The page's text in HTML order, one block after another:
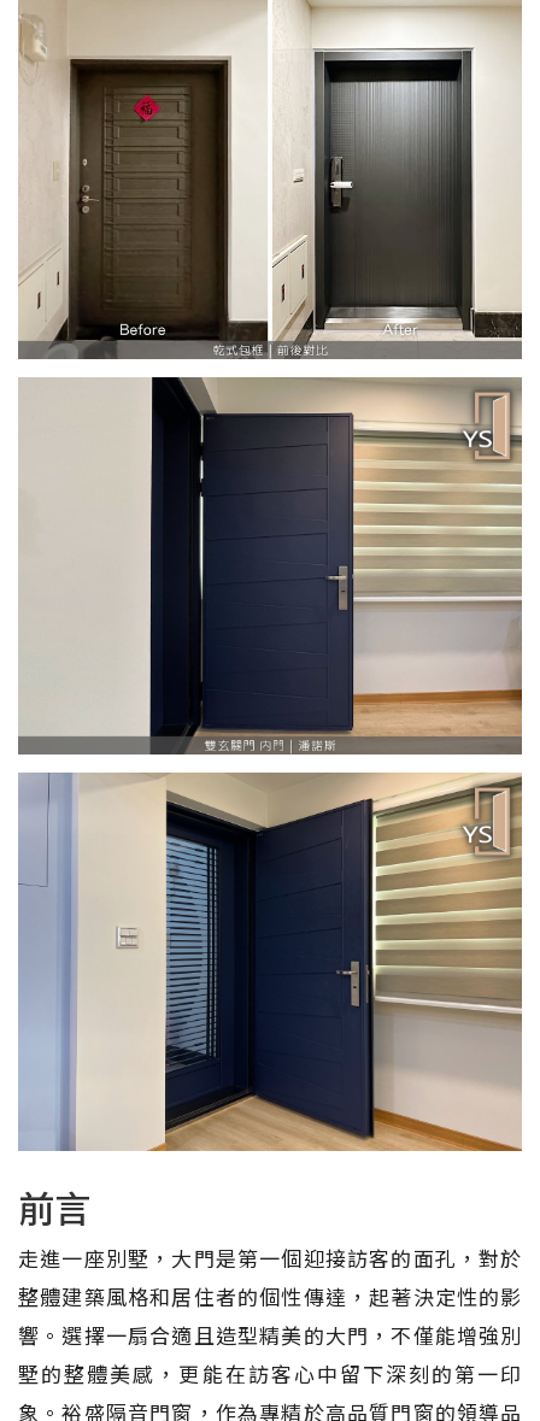
前言
走進一座別墅，大門是第一個迎接訪客的面孔，對於
整體建築風格和居住者的個性傳達，起著決定性的影
響。選擇一扇合適且造型精美的大門，不僅能增強別
墅的整體美感，更能在訪客心中留下深刻的第一印
象。裕盛隔音門窗，作為專精於高品質門窗的領導品